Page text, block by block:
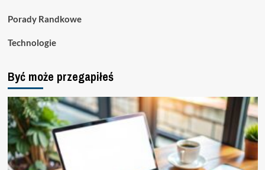
Porady Randkowe
Technologie
Być może przegapiłeś